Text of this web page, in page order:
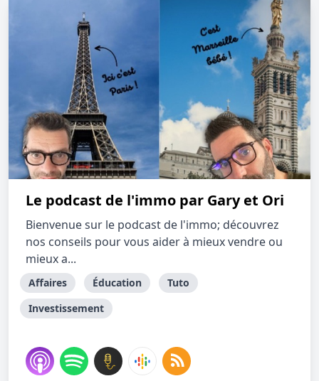
Le podcast de l'immo par Gary et Ori
Bienvenue sur le podcast de l'immo; découvrez
nos conseils pour vous aider à mieux vendre ou
mieux a...
Affaires Éducation
Tuto
Investissement